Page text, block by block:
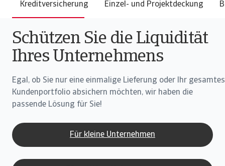
Kreditversicherung Einzel- und Projektdeckung
Schützen Sie die Liquidität
Ihres Unternehmens
Egal, ob Sie nur eine einmalige Lieferung oder Ihr gesamtes
Kundenportfolio absichern möchten, wir haben die
passende Lösung für Sie!
Für kleine Unternehmen